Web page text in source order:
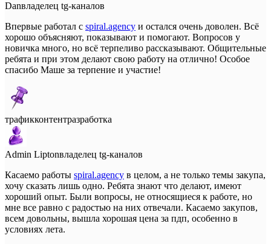
Danвладелец tg-каналов
Впервые работал с spiral.agency и остался очень доволен. Всё
хорошо объясняют, показывают и помогают. Вопросов у
новичка много, но всё терпеливо рассказывают. Общительные
ребята и при этом делают свою работу на отлично! Особое
спасибо Маше за терпение и участие!
трафикконтентразработка
Admin Liptonвладелец tg-каналов
Касаемо работы spiral.agency в целом, а не только темы закупа,
хочу сказать лишь одно. Ребята знают что делают, имеют
хороший опыт. Были вопросы, не относящиеся к работе, но
мне все равно с радостью на них отвечали. Касаемо закупов,
всем довольны, вышла хорошая цена за пдп, особенно в
условиях лета.